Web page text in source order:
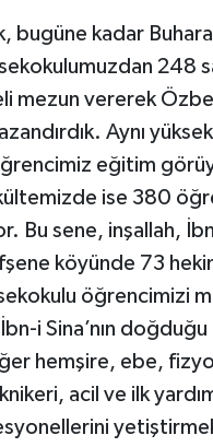
bugüne kadar Buhara
248
mezun vererek
Aynı
eğitim
ise 380
Bu sene, inşallah,
köyünde 73
öğrencimizi
i Sina’nın
hemşire, ebe,
acil ve ilk